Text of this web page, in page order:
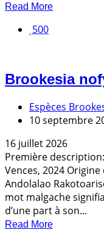
Read More
500
Brookesia
Espèces
10 septembre
16 juillet 2026
Première
Vences, 2024
Andolalao
mot malgache
d’une part à son...
Read More